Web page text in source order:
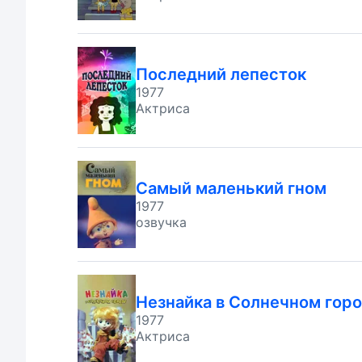
Последний лепесток
1977
Актриса
Самый маленький гном
1977
озвучка
Незнайка в Солнечном
1977
Актриса